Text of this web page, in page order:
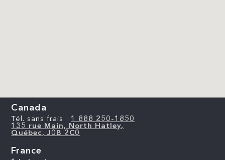
Canada
Tél. sans frais : 1 888 250-1850
135 rue Main, North Hatley,
Québec, J0B 2C0
France